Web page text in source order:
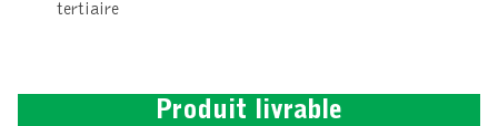
tertiaire
Produit livrable